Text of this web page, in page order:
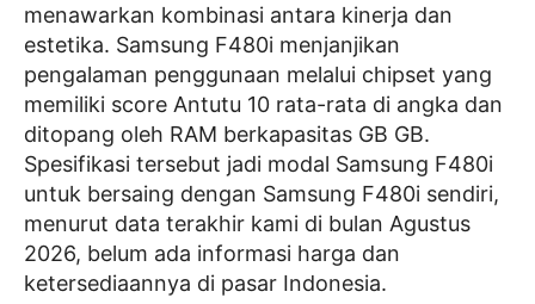
menawarkan kombinasi antara kinerja dan
estetika. Samsung F480i menjanjikan
pengalaman penggunaan melalui chipset yang
memiliki score Antutu 10 rata-rata di angka dan
ditopang oleh RAM berkapasitas GB GB.
Spesifikasi tersebut jadi modal Samsung F480i
untuk bersaing dengan Samsung F480i sendiri,
menurut data terakhir kami di bulan Agustus
2026, belum ada informasi harga dan
ketersediaannya di pasar Indonesia.